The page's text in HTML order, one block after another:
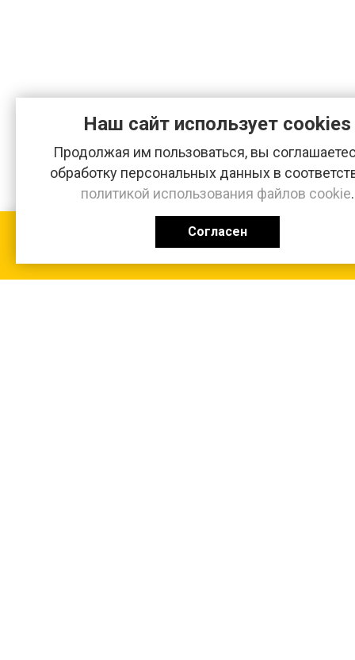
Наш сайт использует cookies
Продолжая им пользоваться, вы
обработку персональных данных в
политикой использования файлов cookie.
Согласен